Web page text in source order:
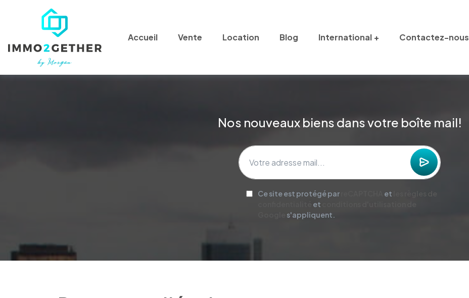
Accueil Vente Location Blog International Contactez-nous
Nos nouveaux biens dans votre boîte mail!
Ce site est protégé par et
et
s'appliquent.